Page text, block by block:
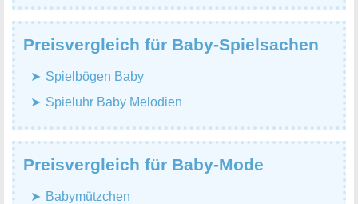
Preisvergleich für Baby-Spielsachen
Spielbögen Baby
Spieluhr Baby Melodien
Preisvergleich für Baby-Mode
Babymützchen